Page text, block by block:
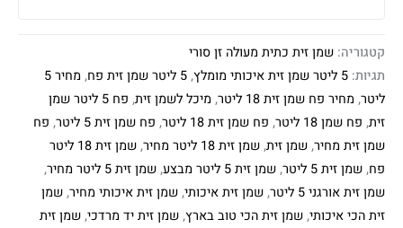
קטגוריה: שמן זית כתית מעולה זן סורי
תגיות: 5 ליטר שמן זית איכותי מומלץ ,5 ליטר שמן זית פח ,
מחיר 5
ליטר, מחיר פח שמן זית 18 ליטר , מיכל לשמן זית,
פח 5 ליטר שמן
זית, פח שמן 18 ליטר , פח שמן זית 18 ליטר , פח שמן זית 5 ליטר , פח
שמן זית מחיר,שמן זית,שמן זית 18 ליטר מחיר ,
שמן זית 18 ליטר
פח,שמן זית 5 ליטר ,שמן זית 5 ליטר מבצע ,שמן זית 5 ליטר מחיר
,
שמן זית אורגני 5 ליטר
,שמן זית איכותי,שמן זית איכותי מחיר,שמן
זית הכי איכותי,שמן זית הכי טוב בארץ,שמן זית יד מרדכי,שמן זית